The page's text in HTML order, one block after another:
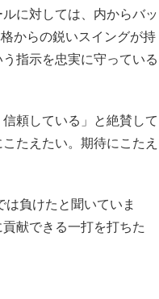
に対しては、内からバッ
からの鋭いスイングが持
指示を忠実に守っている
頼している」と絶賛して
たえたい。期待にこたえ
負けたと聞いていま
献できる一打を打ちた